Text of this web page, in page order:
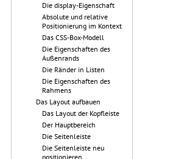
Die display-Eigenschaft
Absolute und relative
Positionierung im Kontext
Das CSS-Box-Modell
Die Eigenschaften des
Außenrands
Die Ränder in Listen
Die Eigenschaften des
Rahmens
Das Layout aufbauen
Das Layout der Kopfleiste
Der Hauptbereich
Die Seitenleiste
Die Seitenleiste neu
positionieren